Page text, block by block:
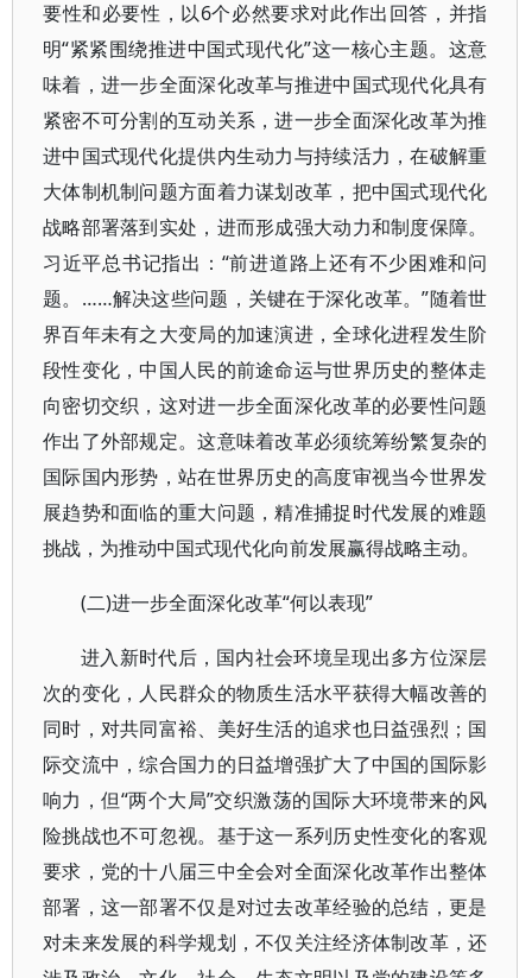
要性和必要性，以6个必然要求对此作出回答，并指
明“紧紧围绕推进中国式现代化”这一核心主题。这意
味着，进一步全面深化改革与推进中国式现代化具有
紧密不可分割的互动关系，进一步全面深化改革为推
进中国式现代化提供内生动力与持续活力，在破解重
大体制机制问题方面着力谋划改革，把中国式现代化
战略部署落到实处，进而形成强大动力和制度保障。
习近平总书记指出：“前进道路上还有不少困难和问
题。……解决这些问题，关键在于深化改革。”随着世
界百年未有之大变局的加速演进，全球化进程发生阶
段性变化，中国人民的前途命运与世界历史的整体走
向密切交织，这对进一步全面深化改革的必要性问题
作出了外部规定。这意味着改革必须统筹纷繁复杂的
国际国内形势，站在世界历史的高度审视当今世界发
展趋势和面临的重大问题，精准捕捉时代发展的难题
挑战，为推动中国式现代化向前发展赢得战略主动。
(二)进一步全面深化改革“何以表现”
进入新时代后，国内社会环境呈现出多方位深层
次的变化，人民群众的物质生活水平获得大幅改善的
同时，对共同富裕、美好生活的追求也日益强烈；国
际交流中，综合国力的日益增强扩大了中国的国际影
响力，但“两个大局”交织激荡的国际大环境带来的风
险挑战也不可忽视。基于这一系列历史性变化的客观
要求，党的十八届三中全会对全面深化改革作出整体
部署，这一部署不仅是对过去改革经验的总结，更是
对未来发展的科学规划，不仅关注经济体制改革，还